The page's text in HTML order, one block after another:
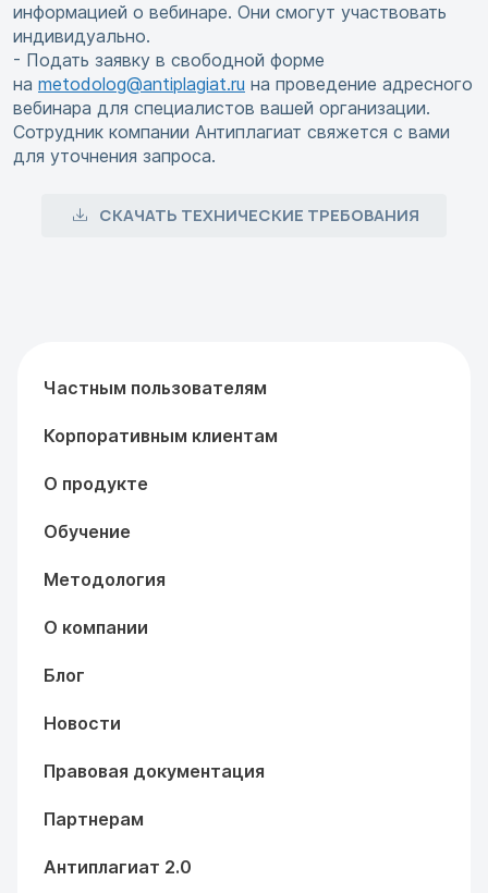
информацией о вебинаре. Они смогут участвовать
индивидуально.
- Подать заявку в свободной форме
на metodolog@antiplagiat.ru на проведение адресного
вебинара для специалистов вашей организации.
Сотрудник компании Антиплагиат свяжется с вами
для уточнения запроса.
СКАЧАТЬ ТЕХНИЧЕСКИЕ ТРЕБОВАНИЯ
Частным пользователям
Корпоративным клиентам
О продукте
Обучение
Методология
О компании
Блог
Новости
Правовая документация
Партнерам
Антиплагиат 2.0